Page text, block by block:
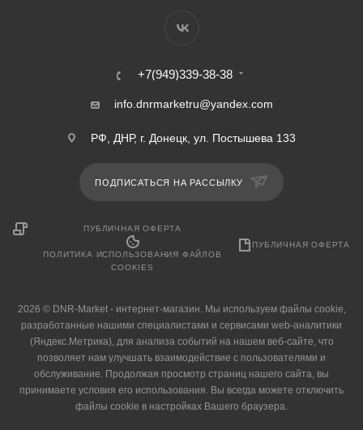
+7(949)339-38-38
info.dnrmarketru@yandex.com
РФ, ДНР, г. Донецк, ул. Постышева 133
ПОДПИСАТЬСЯ НА РАССЫЛКУ
ПУБЛИЧНАЯ ОФЕРТА
ПОЛИТИКА ИСПОЛЬЗОВАНИЯ ФАЙЛОВ
COOKIES
ПУБЛИЧНАЯ ОФЕРТА
2026 © DNR-Market - интернет-магазин. Мы используем файлы cookie,
разработанные нашими специалистами и сервисами web-аналитики
(Яндекс.Метрика), для анализа событий на нашем веб-сайте, что
позволяет нам улучшать взаимодействие с пользователями и
обслуживание. Продолжая просмотр страниц нашего сайта, вы
принимаете условия его использования. Вы всегда можете отключить
файлы cookie в настройках Вашего браузера.